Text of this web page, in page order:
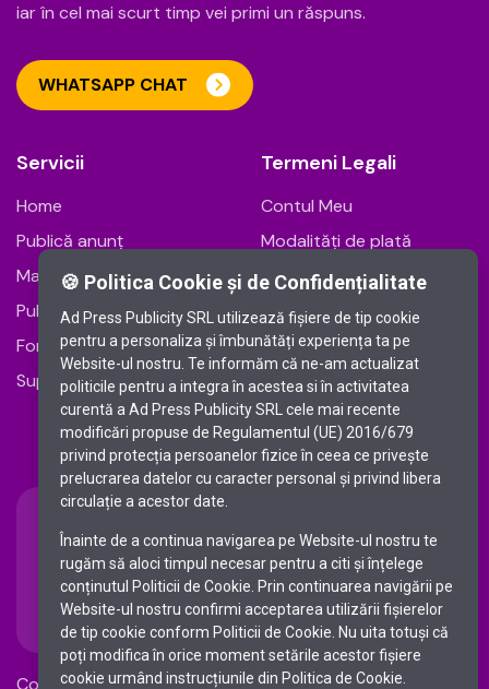
iar în cel mai scurt timp vei primi un răspuns.
WHATSAPP CHAT
Servicii
Home
Publică anunț
Mare Publicitate
Publicitate Online
Fonduri Europene
Suport Clienți
Termeni Legali
Contul Meu
Modalități de plată
Termeni și condiții
Politica de cookie
Politica de
confidențialitate
Soluționarea Online a
Litigiilor
Ai nevoie de suport?
0721 080 810
Trimite-ne un email:
office@publicitate-
romania-libera.ro
Copyright © 2012-2026 Toate drepturile rezervate.
🍪 Politica Cookie și de Confidențialitate
Ad Press Publicity SRL utilizează fişiere de tip cookie
pentru a personaliza și îmbunătăți experiența ta pe
Website-ul nostru. Te informăm că ne-am actualizat
politicile pentru a integra în acestea si în activitatea
curentă a Ad Press Publicity SRL cele mai recente
modificări propuse de Regulamentul (UE) 2016/679
privind protecția persoanelor fizice în ceea ce privește
prelucrarea datelor cu caracter personal și privind libera
circulație a acestor date.
Înainte de a continua navigarea pe Website-ul nostru te
rugăm să aloci timpul necesar pentru a citi și înțelege
conținutul Politicii de Cookie. Prin continuarea navigării pe
Website-ul nostru confirmi acceptarea utilizării fişierelor
de tip cookie conform Politicii de Cookie. Nu uita totuși că
poți modifica în orice moment setările acestor fişiere
cookie urmând instrucțiunile din Politica de Cookie.